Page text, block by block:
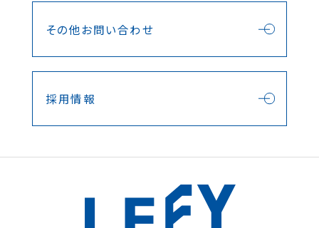
その他お問い合わせ
採用情報